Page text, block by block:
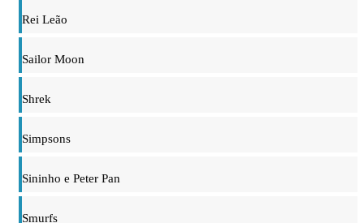
Rei Leão
Sailor Moon
Shrek
Simpsons
Sininho e Peter Pan
Smurfs